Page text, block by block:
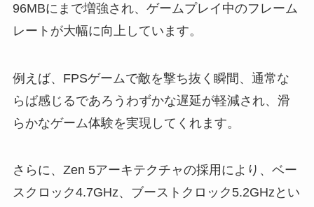
96MBにまで増強され、ゲームプレイ中のフレーム
レートが大幅に向上しています。
例えば、FPSゲームで敵を撃ち抜く瞬間、通常な
らば感じるであろうわずかな遅延が軽減され、滑
らかなゲーム体験を実現してくれます。
さらに、Zen 5アーキテクチャの採用により、ベー
スクロック4.7GHz、ブーストクロック5.2GHzとい